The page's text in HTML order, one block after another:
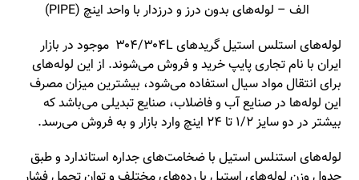
الف – لوله‌های بدون درز و درزدار با واحد اینچ (PIPE)
لوله‌های استلس استیل گریدهای ۳۰۴/۳۰۴L موجود در بازار
ایران با نام تجاری پایپ خرید و فروش می‌شوند. از این لوله‌های
برای انتقال مواد سیال استفاده می‌شود، بیشترین میزان مصرف
این لوله‌ها در صنایع آب و فاضلاب‌، صنایع تبدیلی می‌باشد که
بیشتر در دو سایز ۱/۲ تا ۲۴ اینچ وارد بازار و به فروش می‌رسد.
لوله‌های استنلس استیل با ضخامت‌های جداره استاندارد و طبق